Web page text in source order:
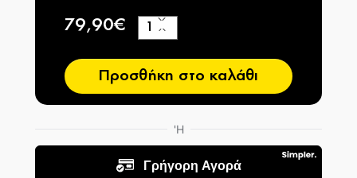
79,90€
−
+
Προσθήκη στο καλάθι